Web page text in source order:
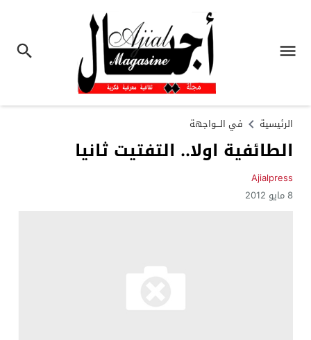
الرئيسية في الـــواجهة
الطائفية اولا.. التفتيت ثانيا
Ajialpress
8 مايو 2012